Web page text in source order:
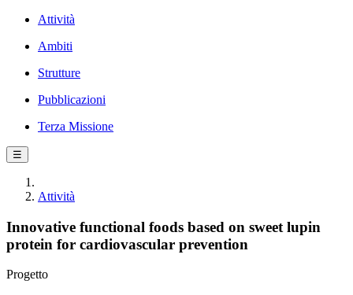
Attività
Ambiti
Strutture
Pubblicazioni
Terza Missione
☰
Attività
Innovative functional foods based on sweet lupin
protein for cardiovascular prevention
Progetto